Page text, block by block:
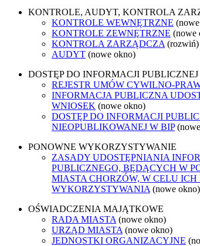
KONTROLE, AUDYT, KONTROLA
KONTROLE WEWNĘTRZNE
KONTROLE ZEWNĘTRZNE (nowe
KONTROLA ZARZĄDCZA (rozwiń)
AUDYT (nowe okno)
DOSTĘP DO INFORMACJI PUBLICZNEJ
REJESTR UMÓW CYWILNO-
INFORMACJA PUBLICZNA
WNIOSEK (nowe okno)
DOSTĘP DO INFORMACJI
NIEOPUBLIKOWANEJ W BIP
PONOWNE WYKORZYSTYWANIE
ZASADY UDOSTĘPNIANIA
PUBLICZNEGO, BĘDĄCYCH W
MIASTA CHORZÓW, W CELU ICH
WYKORZYSTYWANIA (nowe okno)
OŚWIADCZENIA MAJĄTKOWE
RADA MIASTA (nowe okno)
URZĄD MIASTA (nowe okno)
JEDNOSTKI ORGANIZACYJNE